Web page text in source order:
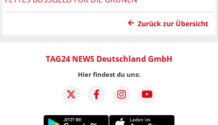
Zurück zur Übersicht
TAG24 NEWS Deutschland GmbH
Hier findest du uns: